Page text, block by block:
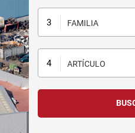
FAMILIA
ARTÍCULO